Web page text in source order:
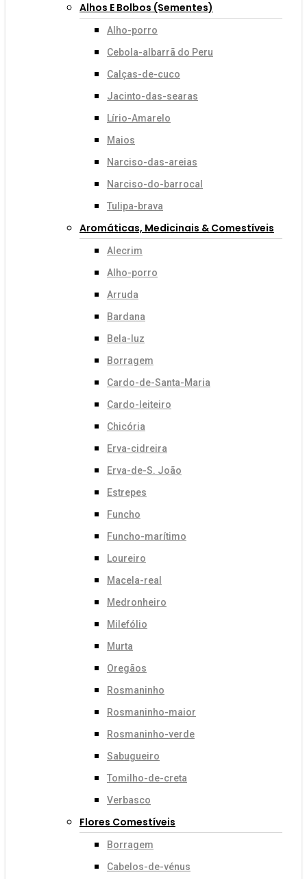
Alhos E Bolbos (sementes)
Alho-porro
Cebola-albarrã do Peru
Calças-de-cuco
Jacinto-das-searas
Lírio-Amarelo
Maios
Narciso-das-areias
Narciso-do-barrocal
Tulipa-brava
Aromáticas, Medicinais & Comestíveis
Alecrim
Alho-porro
Arruda
Bardana
Bela-luz
Borragem
Cardo-de-Santa-Maria
Cardo-leiteiro
Chicória
Erva-cidreira
Erva-de-S. João
Estrepes
Funcho
Funcho-marítimo
Loureiro
Macela-real
Medronheiro
Milefólio
Murta
Oregãos
Rosmaninho
Rosmaninho-maior
Rosmaninho-verde
Sabugueiro
Tomilho-de-creta
Verbasco
Flores Comestíveis
Borragem
Cabelos-de-vénus